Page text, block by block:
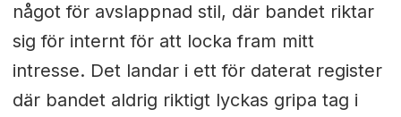
något för avslappnad stil, där bandet riktar
sig för internt för att locka fram mitt
intresse. Det landar i ett för daterat register
där bandet aldrig riktigt lyckas gripa tag i